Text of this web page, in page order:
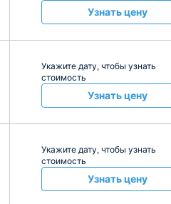
Узнать цену
Укажите дату, чтобы узнать
стоимость
Узнать цену
Укажите дату, чтобы узнать
стоимость
Узнать цену